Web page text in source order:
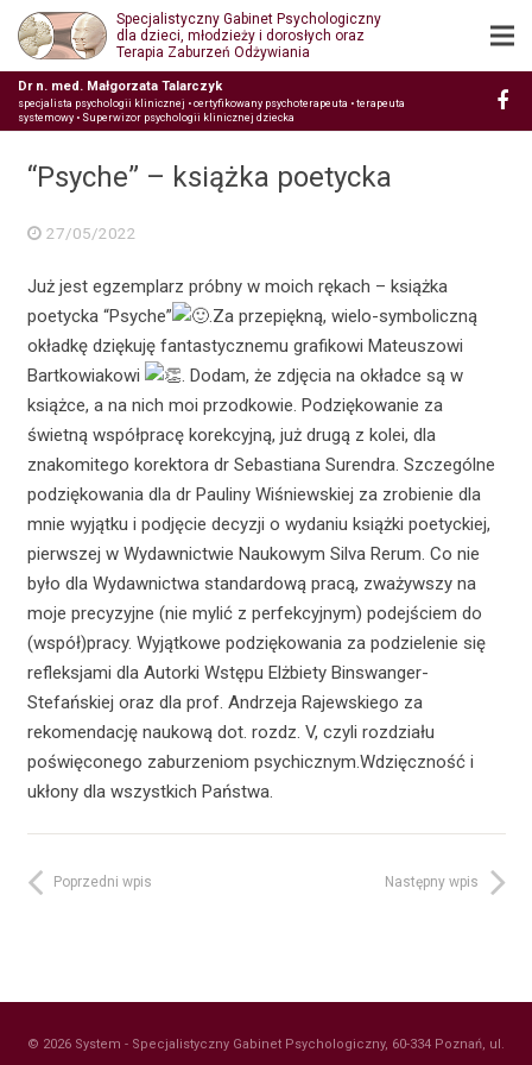
Specjalistyczny Gabinet Psychologiczny
dla dzieci, młodzieży i dorosłych oraz
Terapia Zaburzeń Odżywiania
Dr n. med. Małgorzata Talarczyk
specjalista psychologii klinicznej • certyfikowany psychoterapeuta • terapeuta
systemowy • Superwizor psychologii klinicznej dziecka
“Psyche” – książka poetycka
27/05/2022
Już jest egzemplarz próbny w moich rękach – książka
poetycka “Psyche”
.Za przepiękną, wielo-symboliczną
okładkę dziękuję fantastycznemu grafikowi Mateuszowi
Bartkowiakowi
. Dodam, że zdjęcia na okładce są w
książce, a na nich moi przodkowie. Podziękowanie za
świetną współpracę korekcyjną, już drugą z kolei, dla
znakomitego korektora dr Sebastiana Surendra. Szczególne
podziękowania dla dr Pauliny Wiśniewskiej za zrobienie dla
mnie wyjątku i podjęcie decyzji o wydaniu książki poetyckiej,
pierwszej w Wydawnictwie Naukowym Silva Rerum. Co nie
było dla Wydawnictwa standardową pracą, zważywszy na
moje precyzyjne (nie mylić z perfekcyjnym) podejściem do
(współ)pracy. Wyjątkowe podziękowania za podzielenie się
refleksjami dla Autorki Wstępu Elżbiety Binswanger-
Stefańskiej oraz dla prof. Andrzeja Rajewskiego za
rekomendację naukową dot. rozdz. V, czyli rozdziału
poświęconego zaburzeniom psychicznym.Wdzięczność i
ukłony dla wszystkich Państwa.
Poprzedni wpis Następny wpis
© 2026 System - Specjalistyczny Gabinet Psychologiczny, 60-334 Poznań, ul.